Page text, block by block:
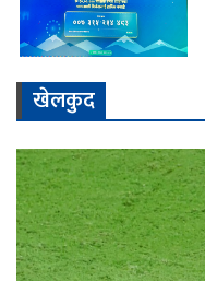
खेलकुद